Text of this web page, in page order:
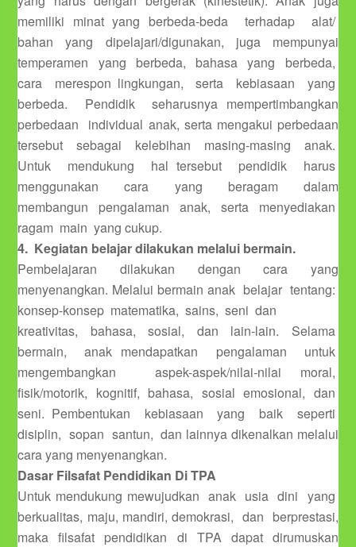
memiliki minat yang berbeda-beda terhadap alat/
bahan yang dipelajari/digunakan, juga mempunyai
temperamen yang berbeda, bahasa yang berbeda,
cara merespon lingkungan, serta kebiasaan yang
berbeda. Pendidik seharusnya mempertimbangkan
perbedaan individual anak, serta mengakui perbedaan
tersebut sebagai kelebihan masing-masing anak.
Untuk mendukung hal tersebut pendidik harus
menggunakan cara yang beragam dalam
membangun pengalaman anak, serta menyediakan
ragam main yang cukup.
4. Kegiatan belajar dilakukan melalui bermain.
Pembelajaran dilakukan dengan cara yang
menyenangkan. Melalui bermain anak belajar tentang:
konsep-konsep matematika, sains, seni dan
kreativitas, bahasa, sosial, dan lain-lain. Selama
bermain, anak mendapatkan pengalaman untuk
mengembangkan aspek-aspek/nilai-nilai moral,
fisik/motorik, kognitif, bahasa, sosial emosional, dan
seni. Pembentukan kebiasaan yang baik seperti
disiplin, sopan santun, dan lainnya dikenalkan melalui
cara yang menyenangkan.
Dasar Filsafat Pendidikan Di TPA
Untuk mendukung mewujudkan anak usia dini yang
berkualitas, maju, mandiri, demokrasi, dan berprestasi,
maka filsafat pendidikan di TPA dapat dirumuskan